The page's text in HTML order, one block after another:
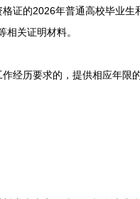
的2026年普通高校毕业生
关证明材料。
历要求的，提供相应年限的